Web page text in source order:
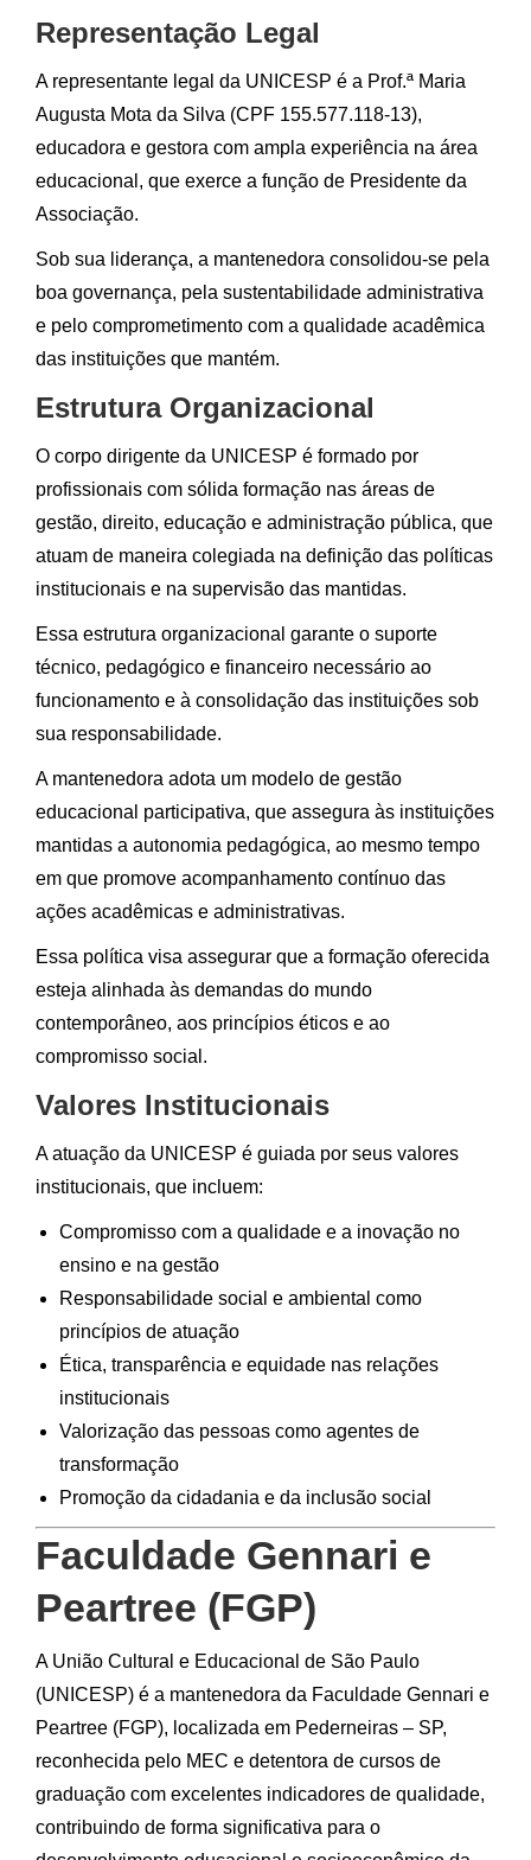
Representação Legal
A representante legal da UNICESP é a Prof.ª Maria
Augusta Mota da Silva (CPF 155.577.118-13),
educadora e gestora com ampla experiência na área
educacional, que exerce a função de Presidente da
Associação.
Sob sua liderança, a mantenedora consolidou-se pela
boa governança, pela sustentabilidade administrativa
e pelo comprometimento com a qualidade acadêmica
das instituições que mantém.
Estrutura Organizacional
O corpo dirigente da UNICESP é formado por
profissionais com sólida formação nas áreas de
gestão, direito, educação e administração pública, que
atuam de maneira colegiada na definição das políticas
institucionais e na supervisão das mantidas.
Essa estrutura organizacional garante o suporte
técnico, pedagógico e financeiro necessário ao
funcionamento e à consolidação das instituições sob
sua responsabilidade.
A mantenedora adota um modelo de gestão
educacional participativa, que assegura às instituições
mantidas a autonomia pedagógica, ao mesmo tempo
em que promove acompanhamento contínuo das
ações acadêmicas e administrativas.
Essa política visa assegurar que a formação oferecida
esteja alinhada às demandas do mundo
contemporâneo, aos princípios éticos e ao
compromisso social.
Valores Institucionais
A atuação da UNICESP é guiada por seus valores
institucionais, que incluem:
Compromisso com a qualidade e a inovação no
ensino e na gestão
Responsabilidade social e ambiental como
princípios de atuação
Ética, transparência e equidade nas relações
institucionais
Valorização das pessoas como agentes de
transformação
Promoção da cidadania e da inclusão social
Faculdade Gennari e
Peartree (FGP)
A União Cultural e Educacional de São Paulo
(UNICESP) é a mantenedora da Faculdade Gennari e
Peartree (FGP), localizada em Pederneiras – SP,
reconhecida pelo MEC e detentora de cursos de
graduação com excelentes indicadores de qualidade,
contribuindo de forma significativa para o